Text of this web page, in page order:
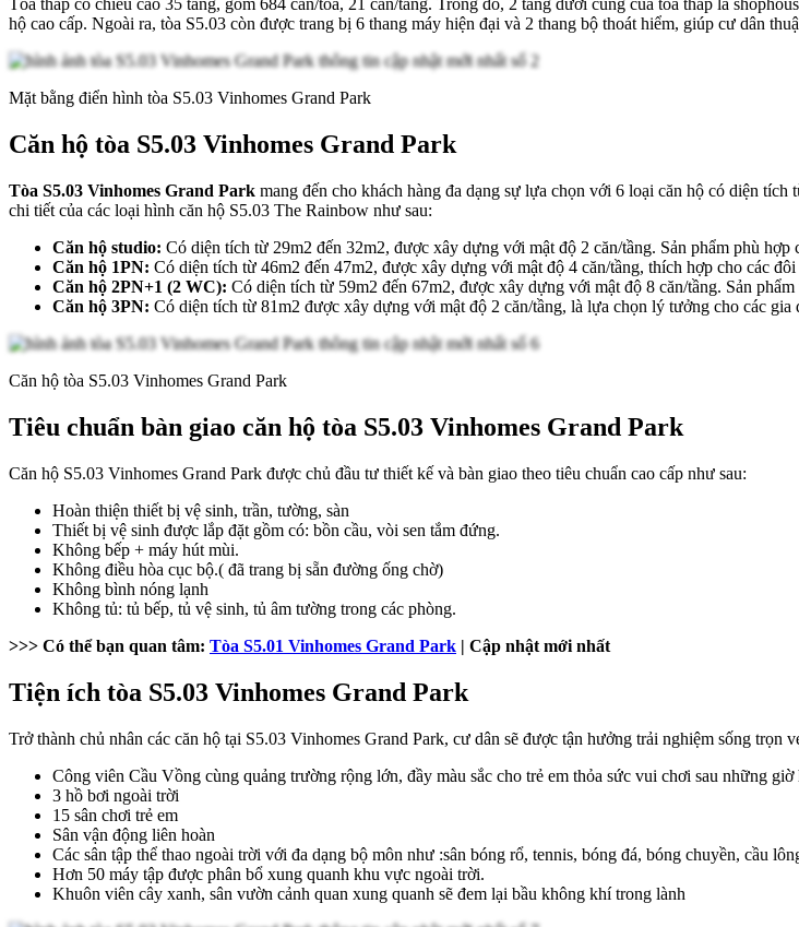
Tòa tháp có chiều cao 35 tầng, gồm 684 căn/tòa, 21 căn/tầng. Trong đó, 2 tầng dưới cùng của tòa tháp là
hộ cao cấp. Ngoài ra, tòa S5.03 còn được trang bị 6 thang máy hiện đại và 2 thang bộ thoát hiểm, giúp cư dân
Mặt bằng điển hình tòa S5.03 Vinhomes Grand Park
Căn hộ tòa S5.03 Vinhomes Grand Park
Tòa S5.03 Vinhomes Grand Park mang đến cho khách hàng đa dạng sự lựa chọn với 6 loại căn hộ có diện
chi tiết của các loại hình căn hộ S5.03 The Rainbow như sau:
Căn hộ studio: Có diện tích từ 29m2 đến 32m2, được xây dựng với mật độ 2 căn/tầng. Sản phẩm phù
Căn hộ 1PN: Có diện tích từ 46m2 đến 47m2, được xây dựng với mật độ 4 căn/tầng, thích hợp cho các
Căn hộ 2PN+1 (2 WC): Có diện tích từ 59m2 đến 67m2, được xây dựng với mật độ 8 căn/tầng. Sản
Căn hộ 3PN: Có diện tích từ 81m2 được xây dựng với mật độ 2 căn/tầng, là lựa chọn lý tưởng cho các gia
Căn hộ tòa S5.03 Vinhomes Grand Park
Tiêu chuẩn bàn giao căn hộ tòa S5.03 Vinhomes Grand Park
Căn hộ S5.03 Vinhomes Grand Park được chủ đầu tư thiết kế và bàn giao theo tiêu chuẩn cao cấp như sau:
Hoàn thiện thiết bị vệ sinh, trần, tường, sàn
Thiết bị vệ sinh được lắp đặt gồm có: bồn cầu, vòi sen tắm đứng.
Không bếp + máy hút mùi.
Không điều hòa cục bộ.( đã trang bị sẵn đường ống chờ)
Không bình nóng lạnh
Không tủ: tủ bếp, tủ vệ sinh, tủ âm tường trong các phòng.
>>> Có thể bạn quan tâm: Tòa S5.01 Vinhomes Grand Park | Cập nhật mới nhất
Tiện ích tòa S5.03 Vinhomes Grand Park
Trở thành chủ nhân các căn hộ tại S5.03 Vinhomes Grand Park, cư dân sẽ được tận hưởng trải nghiệm sống trọn
Công viên Cầu Vồng cùng quảng trường rộng lớn, đầy màu sắc cho trẻ em thỏa sức vui chơi sau những giờ
3 hồ bơi ngoài trời
15 sân chơi trẻ em
Sân vận động liên hoàn
Các sân tập thể thao ngoài trời với đa dạng bộ môn như :sân bóng rổ, tennis, bóng đá, bóng chuyền, cầu
Hơn 50 máy tập được phân bổ xung quanh khu vực ngoài trời.
Khuôn viên cây xanh, sân vườn cảnh quan xung quanh sẽ đem lại bầu không khí trong lành